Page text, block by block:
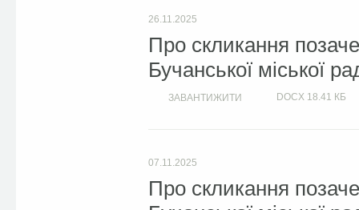
26.11.2025
Про скликання
Бучанської міської
ЗАВАНТИЖИТИ DOCX 18.41 КБ
07.11.2025
Про скликання